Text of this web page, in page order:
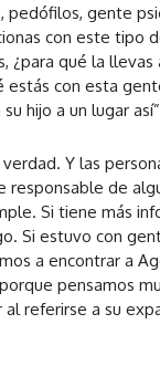
pedófilos, gente
con este tipo
¿para qué la
estás con esta
hijo a un lugar
Y las
responsable de
Si tiene más
Si estuvo con
a encontrar a
pensamos
referirse a su